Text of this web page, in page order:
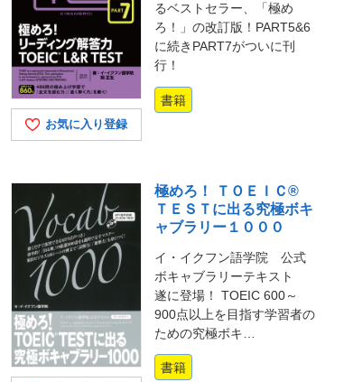
お気に入り登録
るベストセラー、「極め
ろ！」の改訂版！PART5&6
に続きPART7がついに刊
行！
書籍
極めろ！ ＴＯＥＩＣ®
ＴＥＳＴに出る究極ボキ
ャブラリー１０００
イ・イクフン語学院 公式
ボキャブラリーテキスト
遂に登場！ TOEIC 600～
900点以上を目指す学習者の
ための究極ボキ…
書籍